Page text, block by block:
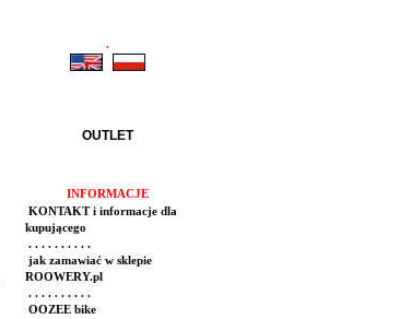
.
OUTLET
INFORMACJE
KONTAKT i informacje dla
kupującego
. . . . . . . . . .
jak zamawiać w sklepie
ROOWERY.pl
. . . . . . . . . .
OOZEE bike